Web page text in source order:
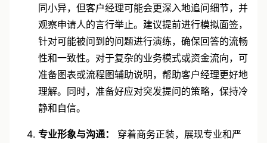
同小异，但客户经理可能会更深入地追问细节，并
观察申请人的言行举止。建议提前进行模拟面签，
针对可能被问到的问题进行演练，确保回答的流畅
性和一致性。对于复杂的业务模式或资金流向，可
准备图表或流程图辅助说明，帮助客户经理更好地
理解。同时，准备好应对突发提问的策略，保持冷
静和自信。
专业形象与沟通：
穿着商务正装，展现专业和严